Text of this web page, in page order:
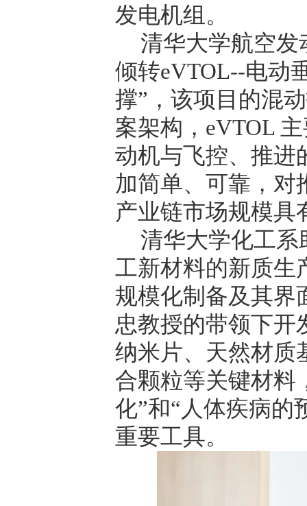
发电机组。
清华大学航空
倾转eVTOL--电动
撑” ，该项目的混
案架构， eVTOL
动机与飞控、推进
加简单、可靠，对
产业链市场规模具
清华大学化工
工新材料的新质生
规模化制备及其界
忠教授的带领下开
纳米片、天然材质
合颗粒等关键材料
化”和“人体疾病的
重要工具。